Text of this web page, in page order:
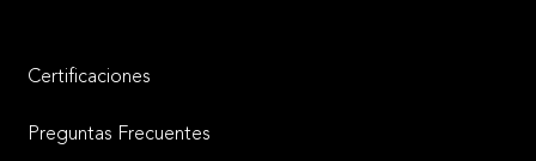
Certificaciones
Preguntas Frecuentes